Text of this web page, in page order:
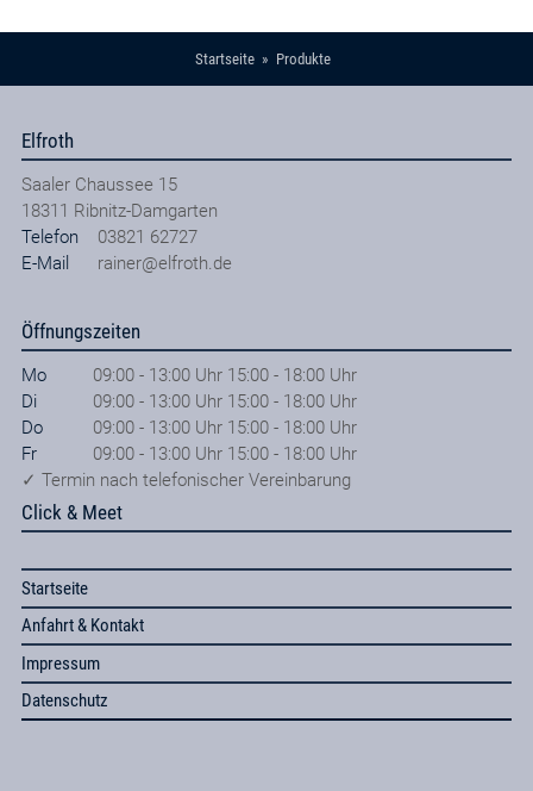
Startseite Produkte
Elfroth
Saaler Chaussee 15
18311 Ribnitz-Damgarten
Telefon
03821 62727
E-Mail
rainer@elfroth.de
Öffnungszeiten
Mo
09:00 - 13:00 Uhr 15:00 - 18:00 Uhr
Di
09:00 - 13:00 Uhr 15:00 - 18:00 Uhr
Do
09:00 - 13:00 Uhr 15:00 - 18:00 Uhr
Fr
09:00 - 13:00 Uhr 15:00 - 18:00 Uhr
✓ Termin nach telefonischer Vereinbarung
Click & Meet
Startseite
Anfahrt & Kontakt
Impressum
Datenschutz